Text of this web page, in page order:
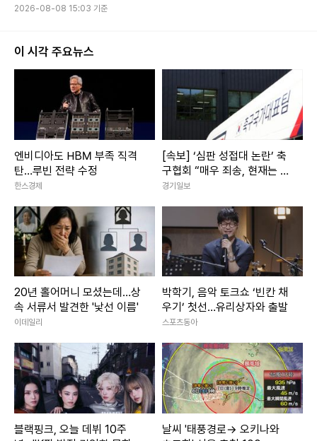
2026-08-08 15:03 기준
이 시각 주요뉴스
엔비디아도 HBM 부족 직격
탄…루빈 전략 수정
한스경제
[속보] ‘심판 성접대 논란’ 축
구협회 “매우 죄송, 현재는 그
런 행위 절대 없어”
경기일보
20년 홀어머니 모셨는데…상
속 서류서 발견한 '낯선 이름'
이데일리
박학기, 음악 토크쇼 ‘빈칸 채
우기’ 첫선…유리상자와 출발
스포츠동아
블랙핑크, 오늘 데뷔 10주
날씨 '태풍경로→ 오키나와